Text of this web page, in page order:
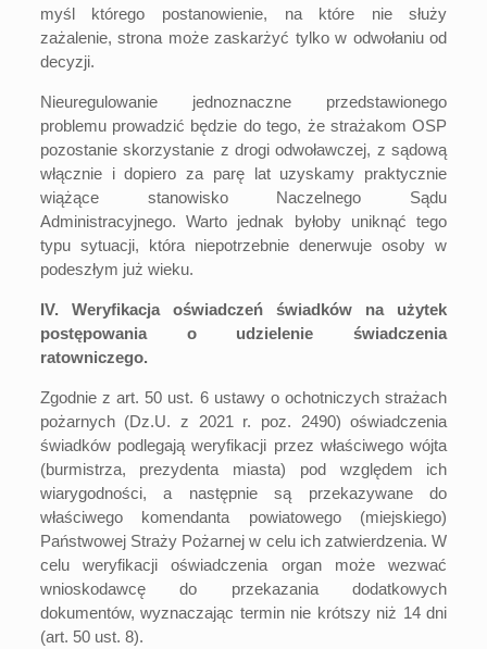
myśl którego postanowienie, na które nie służy
zażalenie, strona może zaskarżyć tylko w odwołaniu od
decyzji.
Nieuregulowanie jednoznaczne przedstawionego
problemu prowadzić będzie do tego, że strażakom OSP
pozostanie skorzystanie z drogi odwoławczej, z sądową
włącznie i dopiero za parę lat uzyskamy praktycznie
wiążące stanowisko Naczelnego Sądu
Administracyjnego. Warto jednak byłoby uniknąć tego
typu sytuacji, która niepotrzebnie denerwuje osoby w
podeszłym już wieku.
IV. Weryfikacja oświadczeń świadków na użytek
postępowania o udzielenie świadczenia
ratowniczego.
Zgodnie z art. 50 ust. 6 ustawy o ochotniczych strażach
pożarnych (Dz.U. z 2021 r. poz. 2490) oświadczenia
świadków podlegają weryfikacji przez właściwego wójta
(burmistrza, prezydenta miasta) pod względem ich
wiarygodności, a następnie są przekazywane do
właściwego komendanta powiatowego (miejskiego)
Państwowej Straży Pożarnej w celu ich zatwierdzenia. W
celu weryfikacji oświadczenia organ może wezwać
wnioskodawcę do przekazania dodatkowych
dokumentów, wyznaczając termin nie krótszy niż 14 dni
(art. 50 ust. 8).